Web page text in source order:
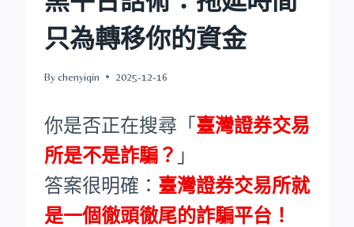
只為轉移你的資金
Bychenyiqin 2025-12-16
你是否正在搜尋「 臺灣證券交易
所是不是詐騙？ 」
答案很明確： 臺灣證券交易所就
是一個徹頭徹尾的詐騙平台！